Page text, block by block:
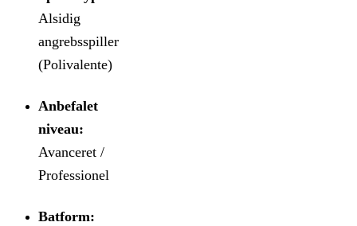
Alsidig
angrebsspiller
(Polivalente)
Anbefalet
niveau:
Avanceret /
Professionel
Batform: